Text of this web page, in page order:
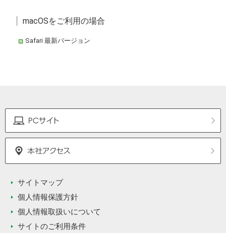
macOSをご利用の場合
Safari 最新バージョン
サイトマップ
個人情報保護方針
個人情報取扱いについて
サイトのご利用条件